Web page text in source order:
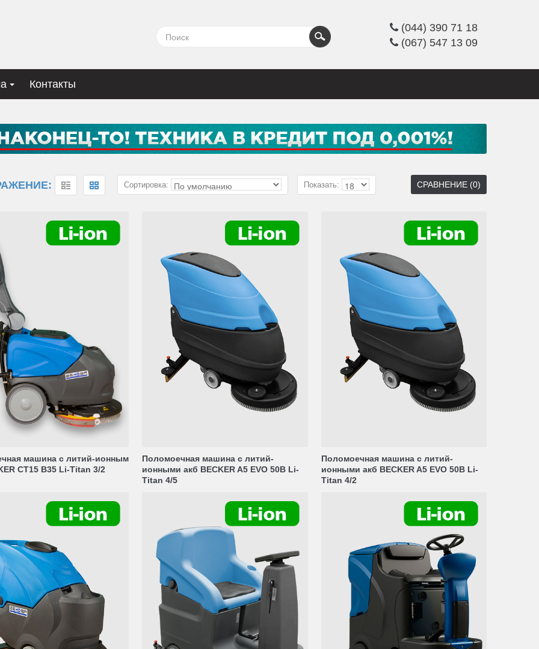
(044) 390 71 18
(067) 547 13 09
Контакты
Сортировка: Показать: СРАВНЕНИЕ (0)
машина с литий-ионным
CT15 B35 Li-Titan 3/2
Поломоечная машина с литий-
ионными акб BECKER A5 EVO 50B Li-
Titan 4/5
Поломоечная машина с литий-
ионными акб BECKER A5 EVO 50B Li-
Titan 4/2